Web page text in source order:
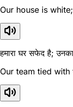
Our house is
हमारा घर सफेद है;
Our team tied